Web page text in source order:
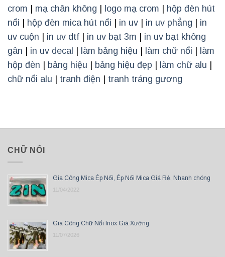
crom | mạ chân không | logo mạ crom | hộp đèn hút
nổi | hộp đèn mica hút nổi | in uv | in uv phẳng | in
uv cuộn | in uv dtf | in uv bạt 3m | in uv bạt không
gân | in uv decal | làm bảng hiệu | làm chữ nổi | làm
hộp đèn | bảng hiệu | bảng hiệu đẹp | làm chữ alu |
chữ nổi alu | tranh điện | tranh tráng gương
CHỮ NỔI
Gia Công Mica Ép Nổi, Ép Nổi Mica Giá Rẻ, Nhanh chóng
11/04/2022
Gia Công Chữ Nổi Inox Giá Xưởng
11/07/2026